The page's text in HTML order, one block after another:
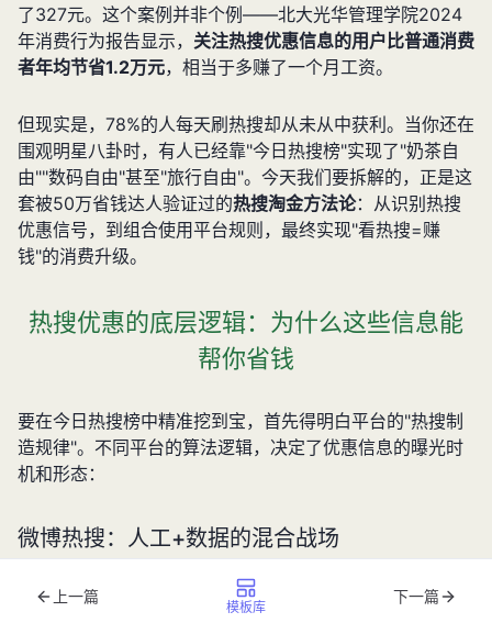
了327元。这个案例并非个例——北大光华管理学院2024
年消费行为报告显示， 关注热搜优惠信息的用户比普通消费
者年均节省1.2万元，相当于多赚了一个月工资。
但现实是，78%的人每天刷热搜却从未从中获利。当你还在
围观明星八卦时，有人已经靠"今日热搜榜"实现了"奶茶自
由""数码自由"甚至"旅行自由"。今天我们要拆解的，正是这
套被50万省钱达人验证过的热搜淘金方法论：从识别热搜
优惠信号，到组合使用平台规则，最终实现"看热搜=赚
钱"的消费升级。
热搜优惠的底层逻辑：为什么这些信息能
帮你省钱
要在今日热搜榜中精准挖到宝，首先得明白平台的"热搜制
造规律"。不同平台的算法逻辑，决定了优惠信息的曝光时
机和形态：
微博热搜：人工+数据的混合战场
微博热搜的热度值由互动量（转发×10+评论×3+点赞
上一篇
模板库
下一篇